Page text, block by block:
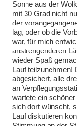
Sonne aus der
mit 30 Grad nicht
der
lag, oder ob die
war, für mich
anstrengenderen
wieder Spaß
Lauf teilzunehmen!
abgesichert, alle
an
wartete ein
sich dort wünscht,
Lauf diskutieren